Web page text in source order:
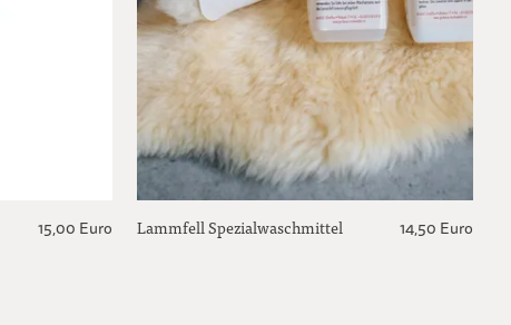
15,00 Euro Lammfell Spezialwaschmittel 14,50 Euro